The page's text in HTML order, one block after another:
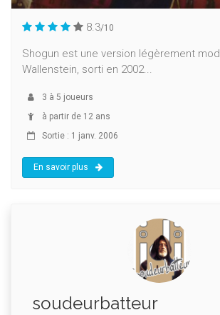
8.3/10
Shogun est une version légèrement
Wallenstein, sorti en 2002...
3 à 5 joueurs
à partir de 12 ans
Sortie : 1 janv. 2006
En savoir plus
soudeurbatteur